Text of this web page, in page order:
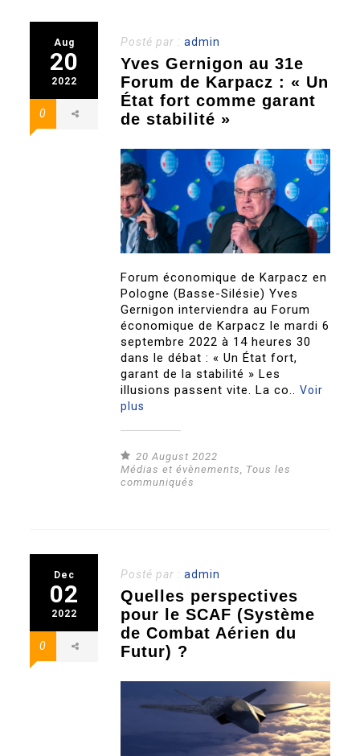
Aug
20
2022
0
Posté par :admin
Yves Gernigon au 31e
Forum de Karpacz : « Un
État fort comme garant
de stabilité »
Forum économique de Karpacz en
Pologne (Basse-Silésie) Yves
Gernigon interviendra au Forum
économique de Karpacz le mardi 6
septembre 2022 à 14 heures 30
dans le débat : « Un État fort,
garant de la stabilité » Les
illusions passent vite. La co..Voir
plus
20 August 2022
Médias et évènements
Tous les
communiqués
Dec
02
2022
0
Posté par :admin
Quelles perspectives
pour le SCAF (Système
de Combat Aérien du
Futur) ?